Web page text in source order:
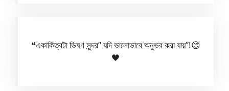
❝একাকিত্বটা ভিষণ সুন্দর” যদি ভালোভাবে অনুভব করা যায়”!😊
🖤